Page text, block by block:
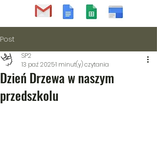
Post
Dzień Drzewa w naszym
przedszkolu
SP2
13 paź 20251 minut(y) czytania